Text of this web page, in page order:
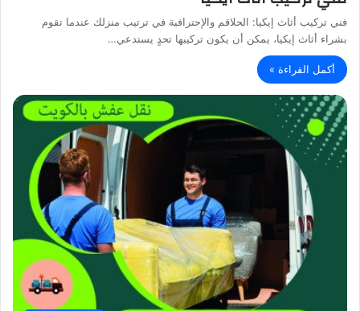
فني تركيب أثاث إيكيا: الحلاقم والإحترافية في ترتيب منزلك عندما تقوم
بشراء أثاث إيكيا، يمكن أن يكون تركيبها تحدٍ يستدعي…
أكمل القراءة »